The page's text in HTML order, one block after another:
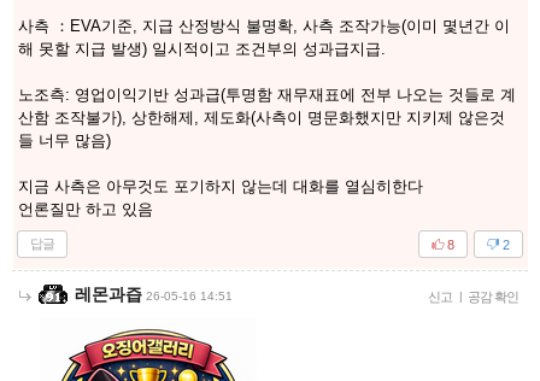
사측 ：EVA기준, 지급 산정방식 불명확, 사측 조작가능(이미 몇년간 이
해 못할 지급 발생) 일시적이고 조건부의 성과급지급.
노조측: 영업이익기반 성과급(투명함 재무재표에 전부 나오는 것들로 계
산함 조작불가), 상한해제, 제도화(사측이 명문화했지만 지키제 않은것
들 너무 많음)
지금 사측은 아무것도 포기하지 않는데 대화를 열심히한다
언론질만 하고 있음
답글 2
8
레몬과즙 26-05-16 14:51 신고 | 공감 확인